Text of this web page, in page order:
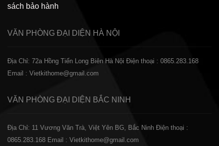
sách bảo hành
VĂN PHÒNG ĐẠI DIỆN HÀ NỘI
Địa Chỉ: 72a Hồng Tiến Long Biên Hà Nội Điện thoại : 0865.283.168
Email : Vietkithome@gmail.com
VĂN PHÒNG ĐẠI DIỆN BẮC NINH
Địa Chỉ: 11 Vương Văn Trà, Việt Yên BG, Bắc Ninh Điện thoại :
0865.283.168 Email : Vietkithome@gmail.com